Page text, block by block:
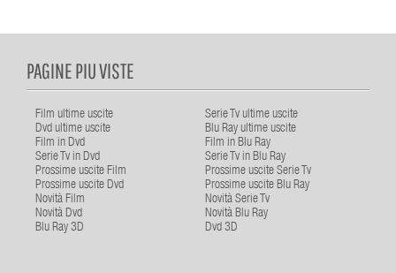
PAGINE PIU VISTE
Film ultime uscite
Serie Tv ultime uscite
Dvd ultime uscite
Blu Ray ultime uscite
Film in Dvd
Film in Blu Ray
Serie Tv in Dvd
Serie Tv in Blu Ray
Prossime uscite Film
Prossime uscite Serie Tv
Prossime uscite Dvd
Prossime uscite Blu Ray
Novità Film
Novità Serie Tv
Novità Dvd
Novità Blu Ray
Blu Ray 3D
Dvd 3D